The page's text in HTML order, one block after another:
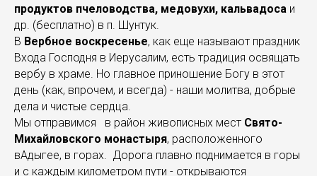
продуктов пчеловодства, медовухи, кальвадоса и
др. (бесплатно) в п. Шунтук.
В Вербное воскресенье, как еще называют праздник
Входа Господня в Иерусалим, есть традиция освящать
вербу в храме. Но главное приношение Богу в этот
день (как, впрочем, и всегда) - наши молитва, добрые
дела и чистые сердца.
Мы отправимся в район живописных мест Свято-
Михайловского монастыря, расположенного
вАдыгее, в горах. Дорога плавно поднимается в горы
и с каждым километром пути - открываются